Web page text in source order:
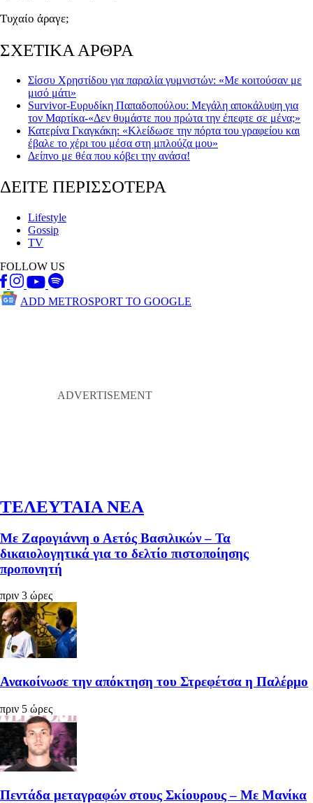
Τυχαίο άραγε;
ΣΧΕΤΙΚΑ ΑΡΘΡΑ
Σίσσυ Χρηστίδου για παραλία γυμνιστών: «Με κοιτούσαν με
μισό μάτι»
Survivor-Ευρυδίκη Παπαδοπούλου: Μεγάλη αποκάλυψη για
τον Μαρτίκα-«Δεν θυμάστε που πρώτα την έπεφτε σε μένα;»
Κατερίνα Γκαγκάκη: «Κλείδωσε την πόρτα του γραφείου και
έβαλε το χέρι του μέσα στη μπλούζα μου»
Δείπνο με θέα που κόβει την ανάσα!
ΔΕΙΤΕ ΠΕΡΙΣΣΟΤΕΡΑ
Lifestyle
Gossip
TV
FOLLOW US
ADD METROSPORT TO GOOGLE
ΤΕΛΕΥΤΑΙΑ ΝΕΑ
Με Ζαρογιάννη ο Αετός Βασιλικών – Τα
δικαιολογητικά για το δελτίο πιστοποίησης
προπονητή
πριν 3 ώρες
Ανακοίνωσε την απόκτηση του Στρεφέτσα η Παλέρμο
πριν 5 ώρες
Πεντάδα μεταγραφών στους Σκίουρους – Με Μανίκα